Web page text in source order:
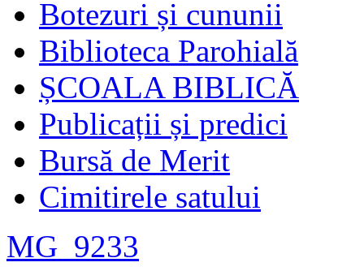
Botezuri și cununii
Biblioteca Parohială
ȘCOALA BIBLICĂ
Publicații și predici
Bursă de Merit
Cimitirele satului
MG_9233